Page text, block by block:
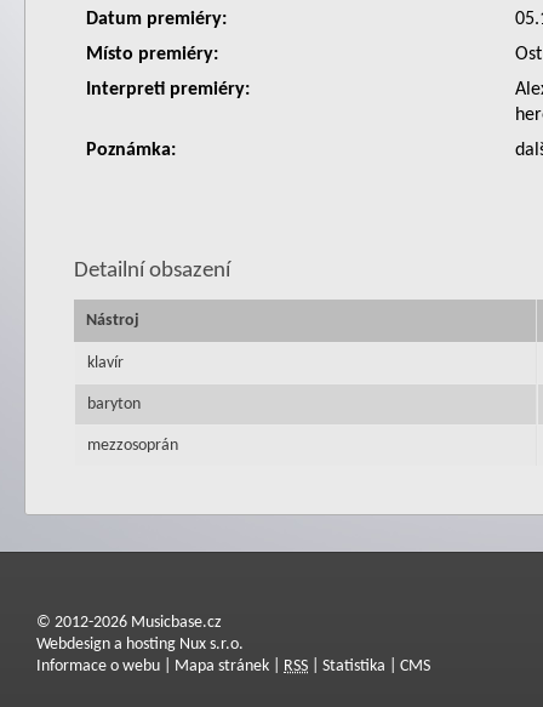
Datum premiéry:
Místo premiéry:
Interpreti premiéry:
Poznámka:
Detailní obsazení
Nástroj
klavír
baryton
mezzosoprán
© 2012-2026 Musicbase.cz
Webdesign a hosting Nux s.r.o.
Informace o webu
Mapa stránek RSS Statistika CMS